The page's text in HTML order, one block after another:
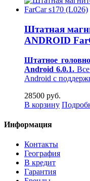
Штатная
ANDROID
Штатное
Android 6.0.1.Все
Android с
28500 руб.
В корзину
Информация
Контакты
География
В кредит
Гарантия